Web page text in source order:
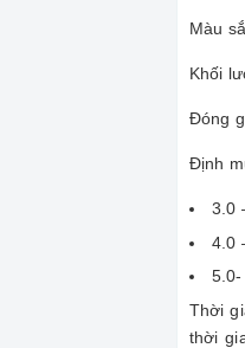
Màu
Khối
Đóng
Định
3.0
4.0
Thời
thời